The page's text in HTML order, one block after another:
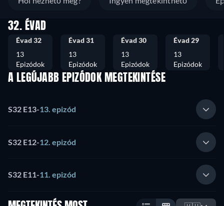
32. ÉVAD
Évad 32
13
Epizódok
Évad 31
13
Epizódok
Évad 30
13
Epizódok
Évad 29
13
Epizódok
A LEGÚJABB EPIZÓDOK MEGTEKINTÉSE
S32 E13-13. epizód
S32 E12-12. epizód
S32 E11-11. epizód